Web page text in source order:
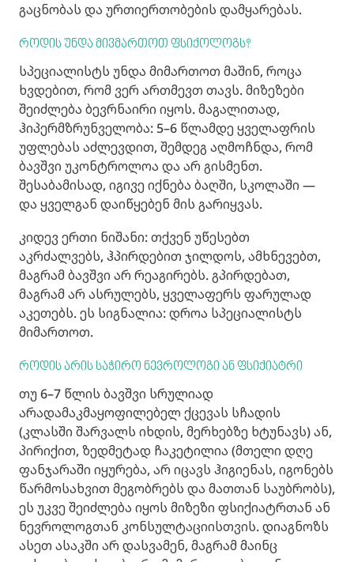
გაცნობას და ურთიერთობების დამყარებას.
როდის უნდა მივმართოთ ფსიქოლოგს?
სპეციალისტს უნდა მიმართოთ მაშინ, როცა
ხვდებით, რომ ვერ ართმევთ თავს. მიზეზები
შეიძლება ბევრნაირი იყოს. მაგალითად,
ჰიპერმზრუნველობა: 5–6 წლამდე ყველაფრის
უფლებას აძლევდით, შემდეგ აღმოჩნდა, რომ
ბავშვი უკონტროლოა და არ გისმენთ.
შესაბამისად, იგივე იქნება ბაღში, სკოლაში —
და ყველგან დაიწყებენ მის გარიყვას.
კიდევ ერთი ნიშანი: თქვენ უწესებთ
აკრძალვებს, ჰპირდებით ჯილდოს, ამხნევებთ,
მაგრამ ბავშვი არ რეაგირებს. გპირდებათ,
მაგრამ არ ასრულებს, ყველაფერს ფარულად
აკეთებს. ეს სიგნალია: დროა სპეციალისტს
მიმართოთ.
როდის არის საჭირო ნევროლოგი ან ფსიქიატრი
თუ 6–7 წლის ბავშვი სრულიად
არადამაკმაყოფილებელ ქცევას სჩადის
(კლასში შარვალს იხდის, მერხებზე ხტუნავს) ან,
პირიქით, ზედმეტად ჩაკეტილია (მთელი დღე
ფანჯარაში იყურება, არ იცავს ჰიგიენას, იგონებს
წარმოსახვით მეგობრებს და მათთან საუბრობს),
ეს უკვე შეიძლება იყოს მიზეზი ფსიქიატრთან ან
ნევროლოგთან კონსულტაციისთვის. დიაგნოზს
ასეთ ასაკში არ დასვამენ, მაგრამ მაინც